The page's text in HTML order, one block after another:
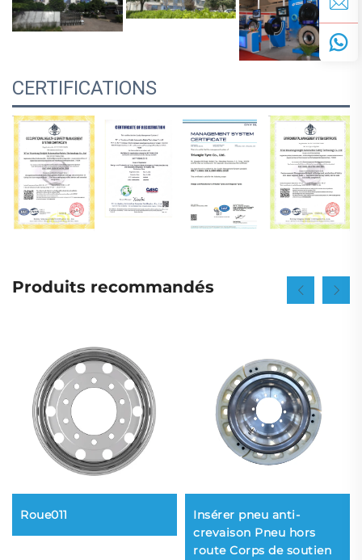
CERTIFICATIONS
Produits recommandés
Roue011
Insérer pneu anti-
crevaison Pneu hors
route Corps de soutien